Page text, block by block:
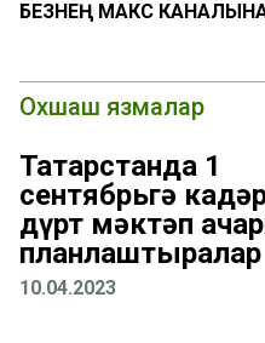
БЕЗНЕҢ МАКС
Охшаш язмалар
Татарстанда 1
сентябрьгә
дүрт мәктәп
планлаштыралар
10.04.2023